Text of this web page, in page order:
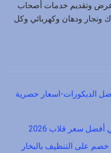
وتقديم خدمات أصحاب
ونجار ودهان وكهربائي وكل
الديكورات-اسعار حصرية
سعر قلاب 2026